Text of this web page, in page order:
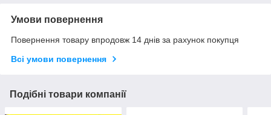
Умови повернення
Повернення товару впродовж 14 днів за рахунок покупця
Всі умови повернення
Подібні товари компанії